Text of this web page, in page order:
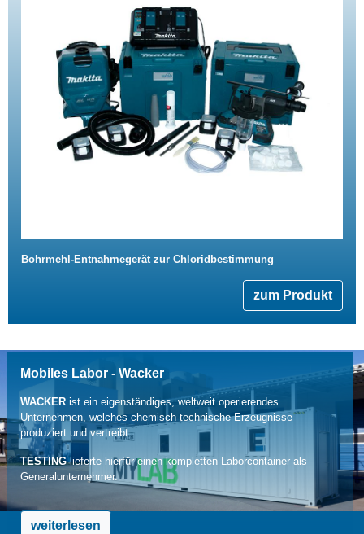
Bohrmehl-Entnahmegerät zur Chloridbestimmung
zum Produkt
Mobiles Labor - Wacker
WACKERist ein eigenständiges, weltweit operierendes
Unternehmen, welches chemisch-technische Erzeugnisse
produziert und vertreibt.
TESTINGlieferte hierfür einen kompletten Laborcontainer als
Generalunternehmer.
weiterlesen